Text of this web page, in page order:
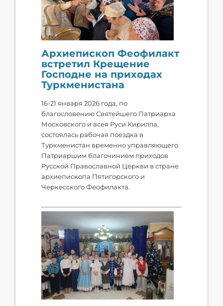
Архиепископ Феофилакт
встретил Крещение
Господне на приходах
Туркменистана
16-21 января 2026 года, по
благословению Святейшего Патриарха
Московского и всея Руси Кирилла,
состоялась рабочая поездка в
Туркменистан временно управляющего
Патриаршим благочинием приходов
Русской Православной Церкви в стране
архиепископа Пятигорского и
Черкесского Феофилакта.